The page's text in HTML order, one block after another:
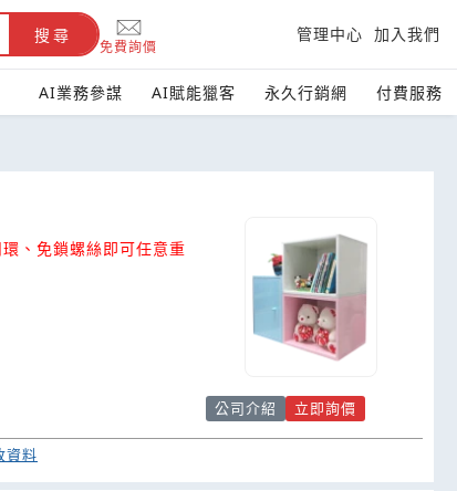
搜尋
免費詢價
管理中心 加入我們
AI業務參謀 AI賦能獵客 永久行銷網 付費服務
、免鎖螺絲即可任意重
公司介紹 立即詢價
資料